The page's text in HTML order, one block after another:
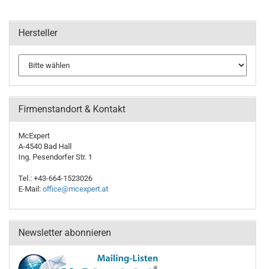
Hersteller
Firmenstandort & Kontakt
McExpert
A-4540 Bad Hall
Ing. Pesendorfer Str. 1
Tel.: +43-664-1523026
E-Mail: office@mcexpert.at
Newsletter abonnieren